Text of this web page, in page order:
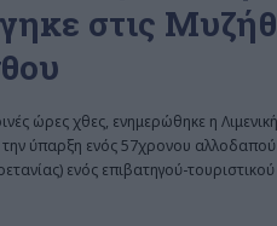
στις
ώρες χθες, ενημερώθηκε η
την ύπαρξη ενός 57χρονου αλλοδαπού
ενός επιβατηγού-